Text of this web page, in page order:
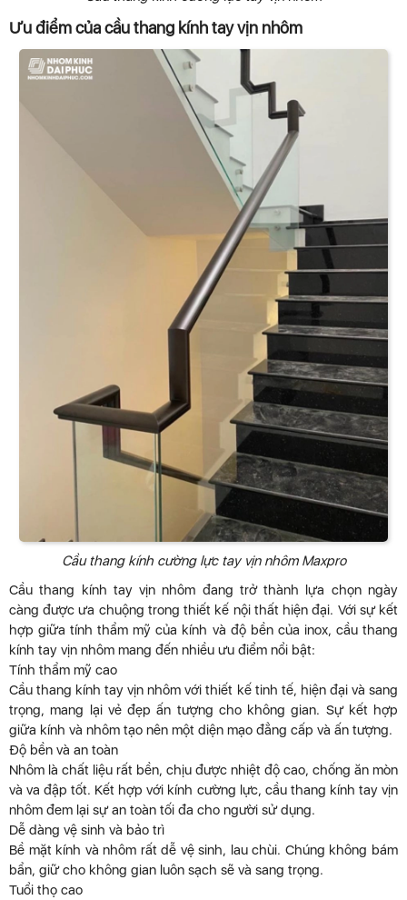
Ưu điểm của cầu thang kính tay vịn nhôm
Cầu thang kính cường lực tay vịn nhôm Maxpro
Cầu thang kính tay vịn nhôm đang trở thành lựa chọn ngày
càng được ưa chuộng trong thiết kế nội thất hiện đại. Với sự kết
hợp giữa tính thẩm mỹ của kính và độ bền của inox, cầu thang
kính tay vịn nhôm mang đến nhiều ưu điểm nổi bật:
Tính thẩm mỹ cao
Cầu thang kính tay vịn nhôm với thiết kế tinh tế, hiện đại và sang
trọng, mang lại vẻ đẹp ấn tượng cho không gian. Sự kết hợp
giữa kính và nhôm tạo nên một diện mạo đẳng cấp và ấn tượng.
Độ bền và an toàn
Nhôm là chất liệu rất bền, chịu được nhiệt độ cao, chống ăn mòn
và va đập tốt. Kết hợp với kính cường lực, cầu thang kính tay vịn
nhôm đem lại sự an toàn tối đa cho người sử dụng.
Dễ dàng vệ sinh và bảo trì
Bề mặt kính và nhôm rất dễ vệ sinh, lau chùi. Chúng không bám
bẩn, giữ cho không gian luôn sạch sẽ và sang trọng.
Tuổi thọ cao